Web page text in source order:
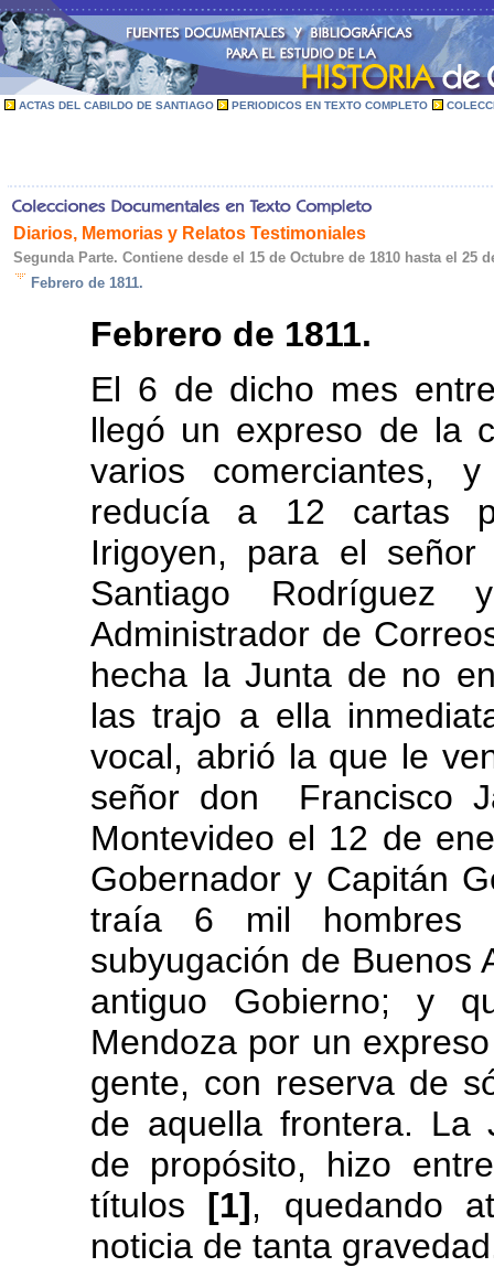
ACTAS DEL CABILDO DE SANTIAGO PERIODICOS EN TEXTO COMPLETO
Diarios, Memorias y Relatos Testimoniales
Segunda Parte. Contiene desde el 15 de Octubre de 1810 hasta el 25
Febrero de 1811.
Febrero de 1811.
El 6 de dicho mes
llegó un expreso de la
varios comerciantes,
reducía a 12 cartas
Irigoyen, para el
Santiago
Administrador de
hecha la Junta de no
las trajo a ella
vocal, abrió la que le
señor don Francisco
Montevideo el 12 de
Gobernador y Capitán
traía 6 mil
subyugación de Buenos
antiguo Gobierno; y
Mendoza por un
gente, con reserva de
de aquella frontera. La
de propósito, hizo
títulos [1], quedando
noticia de tanta